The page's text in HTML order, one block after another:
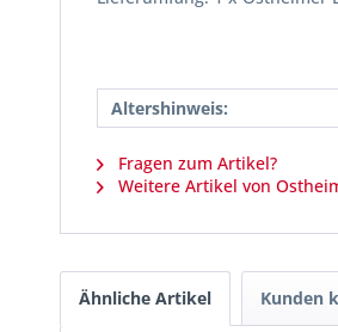
Altershinweis:
Fragen zum Artikel?
Weitere Artikel von
Ähnliche Artikel Kunden